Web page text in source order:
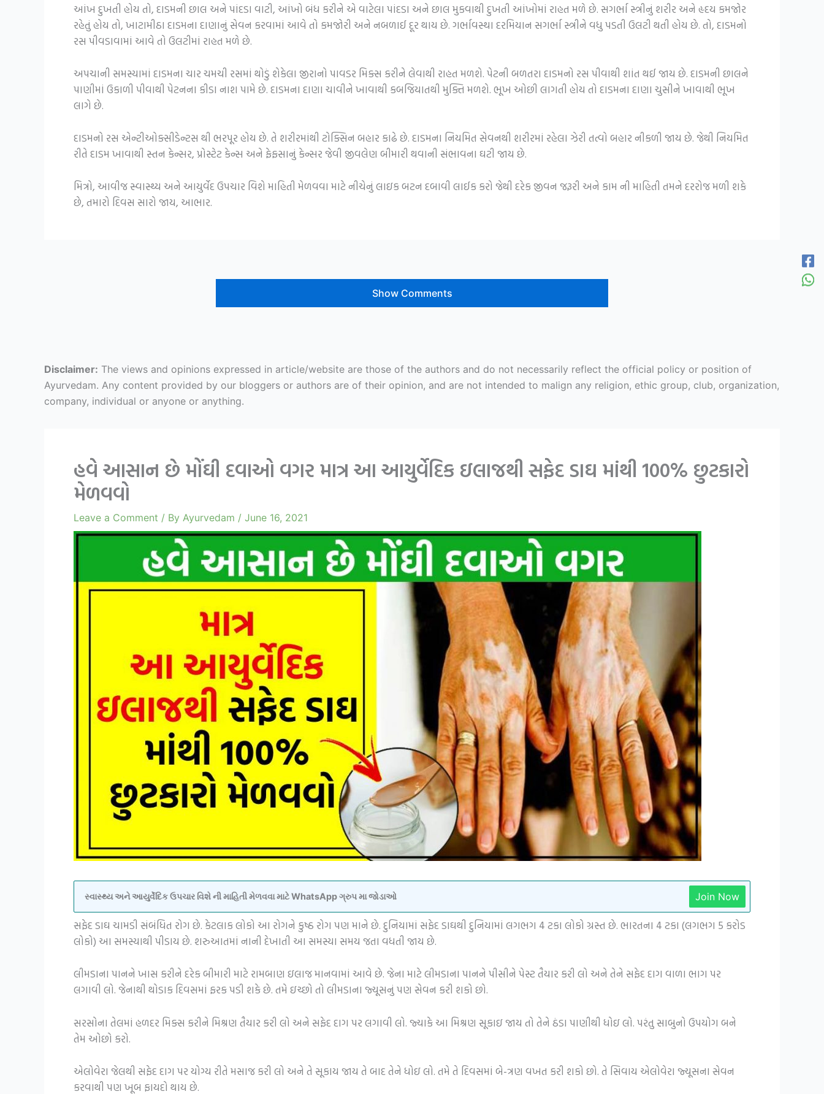
આંખ દુખતી હોય તો, દાડમની છાલ અને પાંદડા વાટી, આંખો બંધ કરીને એ વાટેલા પાંદડા અને છાલ મુકવાથી દુખતી આંખોમાં રાહત મળે છે. સગર્ભા સ્ત્રીનું શરીર અને હૃદય કમજોર
રહેતું હોય તો, ખાટામીઠા દાડમના દાણાનું સેવન કરવામાં આવે તો કમજોરી અને નબળાઈ દૂર થાય છે. ગર્ભાવસ્થા દરમિયાન સગર્ભા સ્ત્રીને વધુ પડતી ઉલટી થતી હોય છે. તો, દાડમનો
રસ પીવડાવામાં આવે તો ઉલટીમાં રાહત મળે છે.
અપચાની સમસ્યામાં દાડમના ચાર ચમચી રસમાં થોડું શેકેલા જીરાનો પાવડર મિક્સ કરીને લેવાથી રાહત મળશે. પેટની બળતરા દાડમનો રસ પીવાથી શાંત થઈ જાય છે. દાડમની છાલને
પાણીમાં ઉકાળી પીવાથી પેટનના કીડા નાશ પામે છે. દાડમના દાણા ચાવીને ખાવાથી કબજિયાતથી મુક્તિ મળશે. ભૂખ ઓછી લાગતી હોય તો દાડમના દાણા ચુસીને ખાવાથી ભૂખ
લાગે છે.
દાડમનો રસ એન્ટીઓક્સીડેન્ટસ થી ભરપૂર હોય છે. તે શરીરમાંથી ટોક્સિન બહાર કાઢે છે. દાડમના નિયમિત સેવનથી શરીરમાં રહેલા ઝેરી તત્વો બહાર નીકળી જાય છે. જેથી નિયમિત
રીતે દાડમ ખાવાથી સ્તન કેન્સર, પ્રોસ્ટેટ કેન્સ અને ફેફસાનું કેન્સર જેવી જીવલેણ બીમારી થવાની સંભાવના ઘટી જાય છે.
મિત્રો, આવીજ સ્વાસ્થ્ય અને આયુર્વેદ ઉપચાર વિશે માહિતી મેળવવા માટે નીચેનું લાઇક બટન દબાવી લાઈક કરો જેથી દરેક જીવન જરૂરી અને કામ ની માહિતી તમને દરરોજ મળી શકે
છે, તમારો દિવસ સારો જાય, આભાર.
Show Comments
Disclaimer: The views and opinions expressed in article/website are those of the authors and do not necessarily reflect the official policy or position of
Ayurvedam. Any content provided by our bloggers or authors are of their opinion, and are not intended to malign any religion, ethic group, club, organization,
company, individual or anyone or anything.
હવે આસાન છે મોંઘી દવાઓ વગર માત્ર આ આયુર્વેદિક ઇલાજથી સફેદ ડાઘ માંથી 100% છુટકારો
મેળવવો
Leave a Comment / By Ayurvedam / June 16, 2021
સ્વાસ્થ્ય અને આયુર્વેદિક ઉપચાર વિશે ની માહિતી મેળવવા માટે WhatsApp ગ્રુપ મા જોડાઓ Join Now
સફેદ ડાઘ ચામડી સંબંધિત રોગ છે. કેટલાક લોકો આ રોગને કુષ્ઠ રોગ પણ માને છે. દુનિયામાં સફેદ ડાઘથી દુનિયામાં લગભગ 4 ટકા લોકો ગ્રસ્ત છે. ભારતના 4 ટકા (લગભગ 5 કરોડ
લોકો) આ સમસ્યાથી પીડાય છે. શરુઆતમાં નાની દેખાતી આ સમસ્યા સમય જતા વધતી જાય છે.
લીમડાના પાનને ખાસ કરીને દરેક બીમારી માટે રામબાણ ઇલાજ માનવામાં આવે છે. જેના માટે લીમડાના પાનને પીસીને પેસ્ટ તૈયાર કરી લો અને તેને સફેદ દાગ વાળા ભાગ પર
લગાવી લો. જેનાથી થોડાક દિવસમાં ફરક પડી શકે છે. તમે ઇચ્છો તો લીમડાના જ્યૂસનું પણ સેવન કરી શકો છો.
સરસોના તેલમાં હળદર મિક્સ કરીને મિશ્રણ તૈયાર કરી લો અને સફેદ દાગ પર લગાવી લો. જ્યાકે આ મિશ્રણ સૂકાઇ જાય તો તેને ઠંડા પાણીથી ધોઇ લો. પરંતુ સાબુનો ઉપયોગ બને
તેમ ઓછો કરો.
એલોવેરા જેલથી સફેદ દાગ પર યોગ્ય રીતે મસાજ કરી લો અને તે સૂકાય જાય તે બાદ તેને ધોઇ લો. તમે તે દિવસમાં બે-ત્રણ વખત કરી શકો છો. તે સિવાય એલોવેરા જ્યૂસના સેવન
કરવાથી પણ ખૂબ ફાયદો થાય છે.